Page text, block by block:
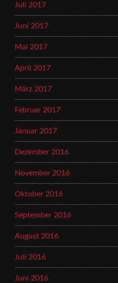
Juli 2017
Juni 2017
Mai 2017
April 2017
März 2017
Februar 2017
Januar 2017
Dezember 2016
November 2016
Oktober 2016
September 2016
August 2016
Juli 2016
Juni 2016